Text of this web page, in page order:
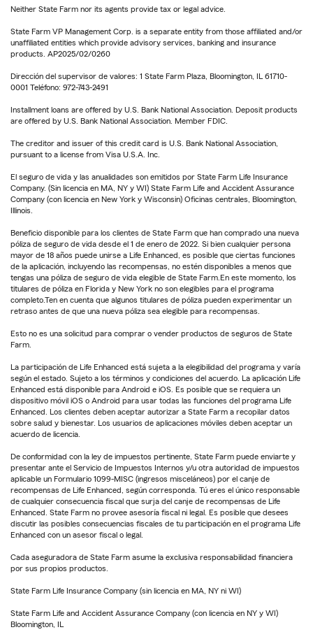
Neither State Farm nor its agents provide tax or legal advice.
State Farm VP Management Corp. is a separate entity from those affiliated and/or
unaffiliated entities which provide advisory services, banking and insurance
products. AP2025/02/0260
Dirección del supervisor de valores: 1 State Farm Plaza, Bloomington, IL 61710-
0001 Teléfono: 972-743-2491
Installment loans are offered by U.S. Bank National Association. Deposit products
are offered by U.S. Bank National Association. Member FDIC.
The creditor and issuer of this credit card is U.S. Bank National Association,
pursuant to a license from Visa U.S.A. Inc.
El seguro de vida y las anualidades son emitidos por State Farm Life Insurance
Company. (Sin licencia en MA, NY y WI) State Farm Life and Accident Assurance
Company (con licencia en New York y Wisconsin) Oficinas centrales, Bloomington,
Illinois.
Beneficio disponible para los clientes de State Farm que han comprado una nueva
póliza de seguro de vida desde el 1 de enero de 2022. Si bien cualquier persona
mayor de 18 años puede unirse a Life Enhanced, es posible que ciertas funciones
de la aplicación, incluyendo las recompensas, no estén disponibles a menos que
tengas una póliza de seguro de vida elegible de State Farm.En este momento, los
titulares de póliza en Florida y New York no son elegibles para el programa
completo.Ten en cuenta que algunos titulares de póliza pueden experimentar un
retraso antes de que una nueva póliza sea elegible para recompensas.
Esto no es una solicitud para comprar o vender productos de seguros de State
Farm.
La participación de Life Enhanced está sujeta a la elegibilidad del programa y varía
según el estado. Sujeto a los términos y condiciones del acuerdo. La aplicación Life
Enhanced está disponible para Android e iOS. Es posible que se requiera un
dispositivo móvil iOS o Android para usar todas las funciones del programa Life
Enhanced. Los clientes deben aceptar autorizar a State Farm a recopilar datos
sobre salud y bienestar. Los usuarios de aplicaciones móviles deben aceptar un
acuerdo de licencia.
De conformidad con la ley de impuestos pertinente, State Farm puede enviarte y
presentar ante el Servicio de Impuestos Internos y/u otra autoridad de impuestos
aplicable un Formulario 1099-MISC (ingresos misceláneos) por el canje de
recompensas de Life Enhanced, según corresponda. Tú eres el único responsable
de cualquier consecuencia fiscal que surja del canje de recompensas de Life
Enhanced. State Farm no provee asesoría fiscal ni legal. Es posible que desees
discutir las posibles consecuencias fiscales de tu participación en el programa Life
Enhanced con un asesor fiscal o legal.
Cada aseguradora de State Farm asume la exclusiva responsabilidad financiera
por sus propios productos.
State Farm Life Insurance Company (sin licencia en MA, NY ni WI)
State Farm Life and Accident Assurance Company (con licencia en NY y WI)
Bloomington, IL